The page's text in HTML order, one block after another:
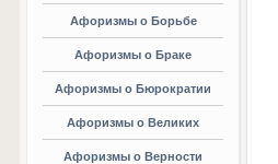
Афоризмы о Борьбе
Афоризмы о Браке
Афоризмы о Бюрократии
Афоризмы о Великих
Афоризмы о Верности